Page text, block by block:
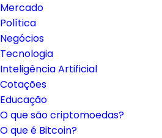
Mercado
Política
Negócios
Tecnologia
Inteligência Artificial
Cotações
Educação
O que são criptomoedas?
O que é Bitcoin?